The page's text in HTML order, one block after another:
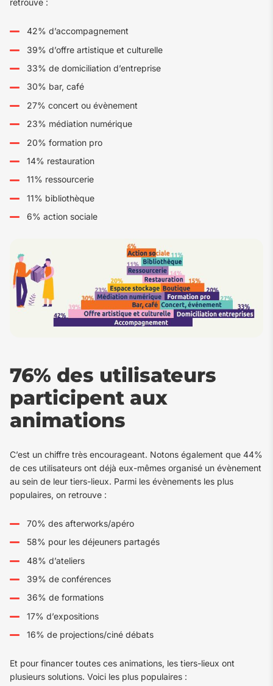
retrouve :
42% d’accompagnement
39% d’offre artistique et culturelle
33% de domiciliation d’entreprise
30% bar, café
27% concert ou évènement
23% médiation numérique
20% formation pro
14% restauration
11% ressourcerie
11% bibliothèque
6% action sociale
76% des utilisateurs
participent aux
animations
C’est un chiffre très encourageant. Notons également que 44%
de ces utilisateurs ont déjà eux-mêmes organisé un évènement
au sein de leur tiers-lieux. Parmi les évènements les plus
populaires, on retrouve :
70% des afterworks/apéro
58% pour les déjeuners partagés
48% d’ateliers
39% de conférences
36% de formations
17% d’expositions
16% de projections/ciné débats
Et pour financer toutes ces animations, les tiers-lieux ont
plusieurs solutions. Voici les plus populaires :